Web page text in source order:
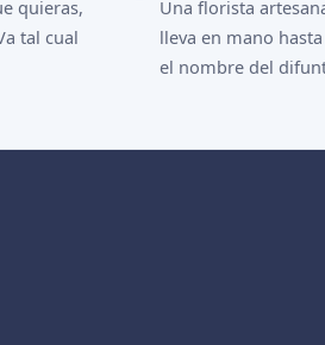
quieras,
tal cual
Una florista
lleva en mano
el nombre del